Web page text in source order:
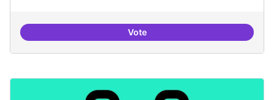
VoteCol·laboració amb Torre